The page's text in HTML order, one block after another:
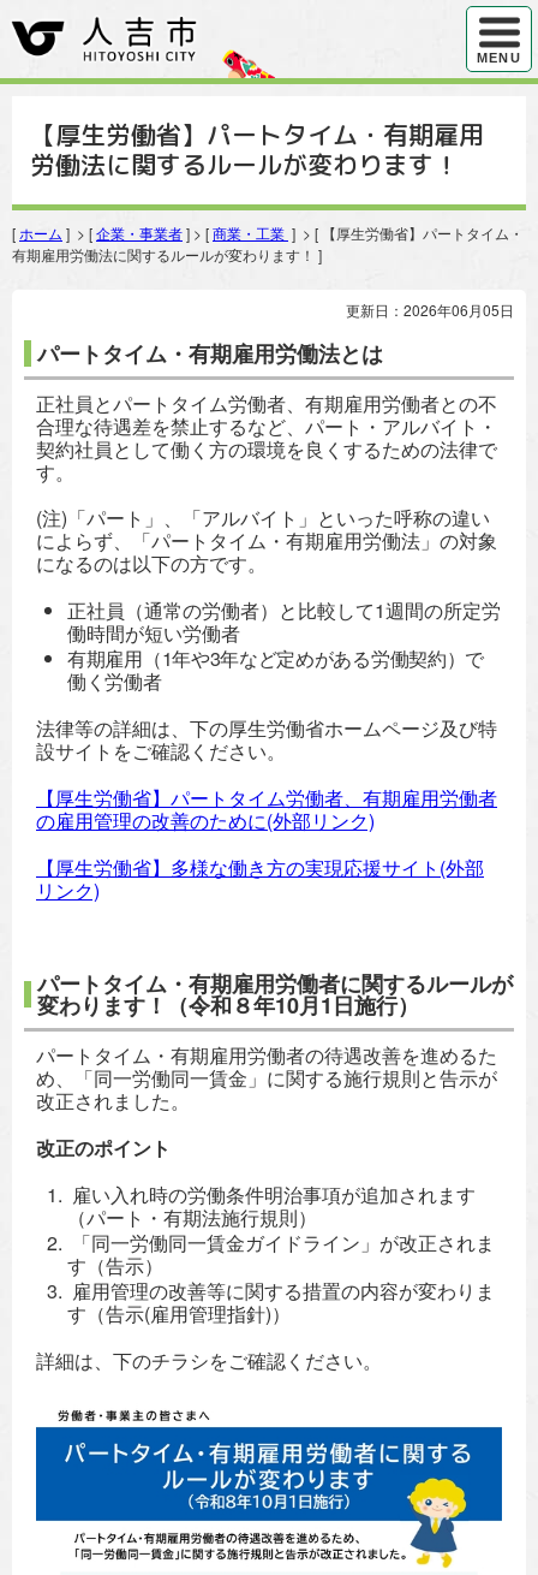
ハンバ
MENU
【厚生労働省】パートタイム・有期雇用
労働法に関するルールが変わります！
[ ホーム ] > [企業・事業者] > [商業・工業 ] > [ 【厚生労働省】パートタイム・
有期雇用労働法に関するルールが変わります！ ]
更新日：2026年06月05日
パートタイム・有期雇用労働法とは
正社員とパートタイム労働者、有期雇用労働者との不
合理な待遇差を禁止するなど、パート・アルバイト・
契約社員として働く方の環境を良くするための法律で
す。
(注)「パート」、「アルバイト」といった呼称の違い
によらず、「パートタイム・有期雇用労働法」の対象
になるのは以下の方です。
正社員（通常の労働者）と比較して1週間の所定労
働時間が短い労働者
有期雇用（1年や3年など定めがある労働契約）で
働く労働者
法律等の詳細は、下の厚生労働省ホームページ及び特
設サイトをご確認ください。
【厚生労働省】パートタイム労働者、有期雇用労働者
の雇用管理の改善のために(外部リンク)
【厚生労働省】多様な働き方の実現応援サイト(外部
リンク)
パートタイム・有期雇用労働者に関するルールが
変わります！（令和８年10月1日施行）
パートタイム・有期雇用労働者の待遇改善を進めるた
め、「同一労働同一賃金」に関する施行規則と告示が
改正されました。
改正のポイント
雇い入れ時の労働条件明治事項が追加されます
（パート・有期法施行規則）
「同一労働同一賃金ガイドライン」が改正されま
す（告示）
雇用管理の改善等に関する措置の内容が変わりま
す（告示(雇用管理指針)）
詳細は、下のチラシをご確認ください。